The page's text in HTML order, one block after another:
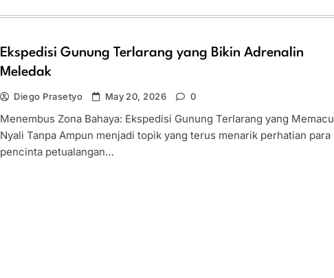
Ekspedisi Gunung Terlarang yang Bikin Adrenalin
Meledak
Diego Prasetyo May 20, 2026 0
Menembus Zona Bahaya: Ekspedisi Gunung Terlarang yang Memacu
Nyali Tanpa Ampun menjadi topik yang terus menarik perhatian para
pencinta petualangan…